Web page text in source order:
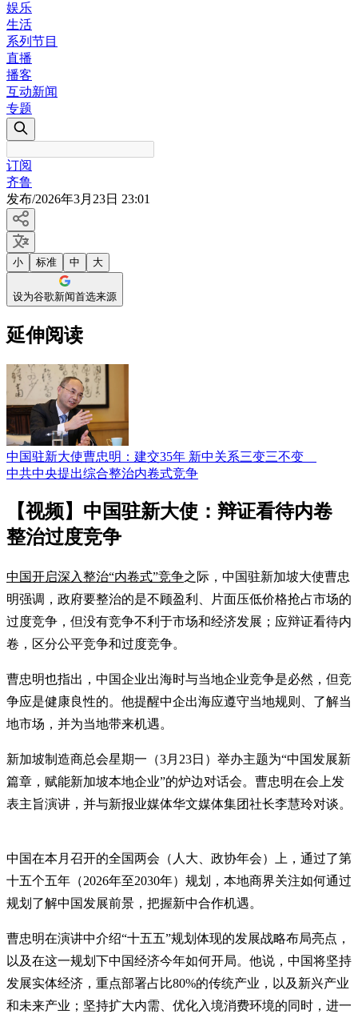
娱乐
生活
系列节目
直播
播客
互动新闻
专题
订阅
齐鲁
发布/2026年3月23日 23:01
小 标准 中 大
设为谷歌新闻首选来源
延伸阅读
中国驻新大使曹忠明：建交35年 新中关系三变三不变
中共中央提出综合整治内卷式竞争
【视频】中国驻新大使：辩证看待内卷
整治过度竞争
中国开启深入整治“内卷式”竞争之际，中国驻新加坡大使曹忠
明强调，政府要整治的是不顾盈利、片面压低价格抢占市场的
过度竞争，但没有竞争不利于市场和经济发展；应辩证看待内
卷，区分公平竞争和过度竞争。
曹忠明也指出，中国企业出海时与当地企业竞争是必然，但竞
争应是健康良性的。他提醒中企出海应遵守当地规则、了解当
地市场，并为当地带来机遇。
新加坡制造商总会星期一（3月23日）举办主题为“中国发展新
篇章，赋能新加坡本地企业”的炉边对话会。曹忠明在会上发
表主旨演讲，并与新报业媒体华文媒体集团社长李慧玲对谈。
中国在本月召开的全国两会（人大、政协年会）上，通过了第
十五个五年（2026年至2030年）规划，本地商界关注如何通过
规划了解中国发展前景，把握新中合作机遇。
曹忠明在演讲中介绍“十五五”规划体现的发展战略布局亮点，
以及在这一规划下中国经济今年如何开局。他说，中国将坚持
发展实体经济，重点部署占比80%的传统产业，以及新兴产业
和未来产业；坚持扩大内需、优化入境消费环境的同时，进一